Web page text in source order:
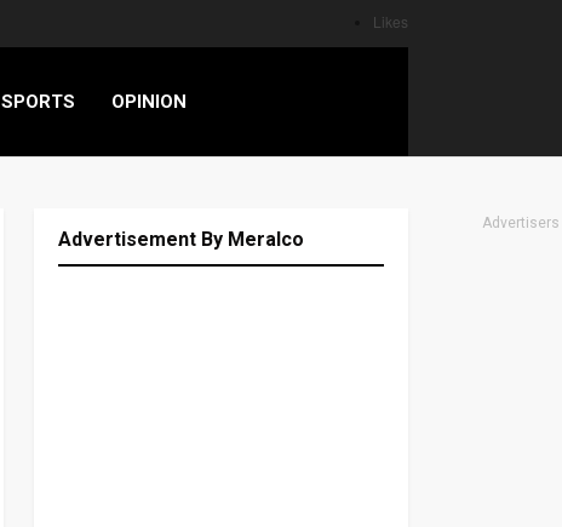
Likes
SPORTS OPINION
Advertisers
Advertisement By Meralco